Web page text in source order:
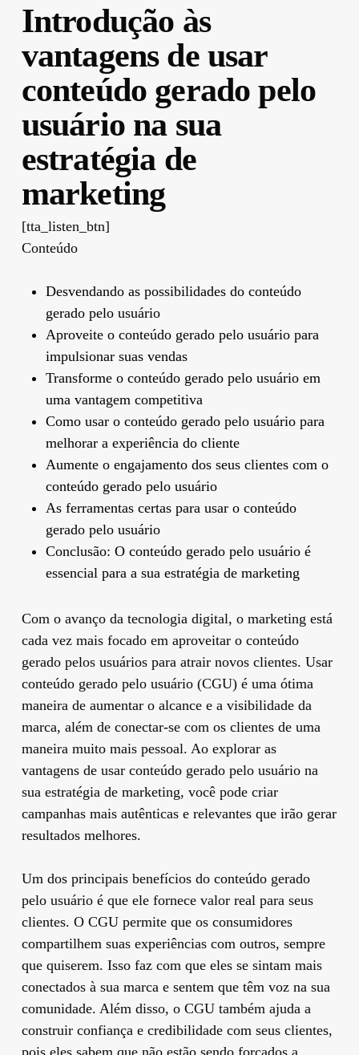
Introdução às
vantagens de usar
conteúdo gerado pelo
usuário na sua
estratégia de
marketing
[tta_listen_btn]
Conteúdo
Desvendando as possibilidades do conteúdo
gerado pelo usuário
Aproveite o conteúdo gerado pelo usuário para
impulsionar suas vendas
Transforme o conteúdo gerado pelo usuário em
uma vantagem competitiva
Como usar o conteúdo gerado pelo usuário para
melhorar a experiência do cliente
Aumente o engajamento dos seus clientes com o
conteúdo gerado pelo usuário
As ferramentas certas para usar o conteúdo
gerado pelo usuário
Conclusão: O conteúdo gerado pelo usuário é
essencial para a sua estratégia de marketing
Com o avanço da tecnologia digital, o marketing está
cada vez mais focado em aproveitar o conteúdo
gerado pelos usuários para atrair novos clientes. Usar
conteúdo gerado pelo usuário (CGU) é uma ótima
maneira de aumentar o alcance e a visibilidade da
marca, além de conectar-se com os clientes de uma
maneira muito mais pessoal. Ao explorar as
vantagens de usar conteúdo gerado pelo usuário na
sua estratégia de marketing, você pode criar
campanhas mais autênticas e relevantes que irão gerar
resultados melhores.
Um dos principais benefícios do conteúdo gerado
pelo usuário é que ele fornece valor real para seus
clientes. O CGU permite que os consumidores
compartilhem suas experiências com outros, sempre
que quiserem. Isso faz com que eles se sintam mais
conectados à sua marca e sentem que têm voz na sua
comunidade. Além disso, o CGU também ajuda a
construir confiança e credibilidade com seus clientes,
pois eles sabem que não estão sendo forçados a